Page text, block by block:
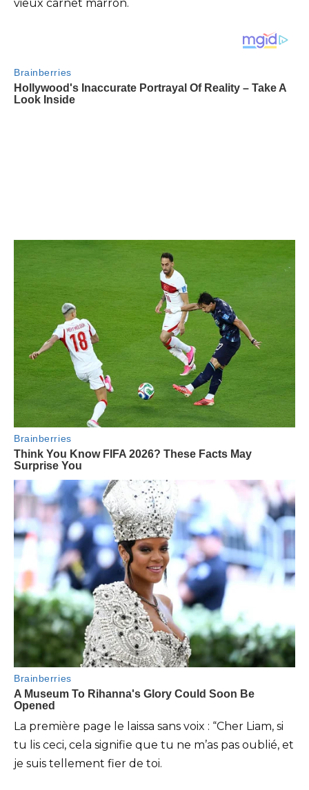
vieux carnet marron.
La première page le laissa sans voix : “Cher Liam, si
tu lis ceci, cela signifie que tu ne m’as pas oublié, et
je suis tellement fier de toi.